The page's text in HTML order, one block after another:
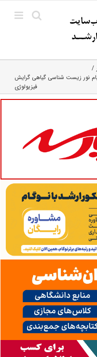
نور زیست شناسی گیاهی گرایش
فیزیولوژی